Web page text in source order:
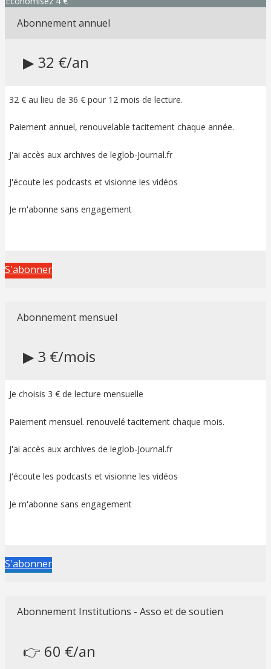
Abonnement annuel
▶ 32 €/an
32 € au lieu de 36 € pour 12 mois de lecture.
Paiement annuel, renouvelable tacitement chaque année.
J'ai accès aux archives de leglob-Journal.fr
J'écoute les podcasts et visionne les vidéos
Je m'abonne sans engagement
S'abonner
Abonnement mensuel
▶ 3 €/mois
Je choisis 3 € de lecture mensuelle
Paiement mensuel. renouvelé tacitement chaque mois.
J'ai accès aux archives de leglob-Journal.fr
J'écoute les podcasts et visionne les vidéos
Je m'abonne sans engagement
S'abonner
Abonnement Institutions - Asso et de soutien
👉 60 €/an